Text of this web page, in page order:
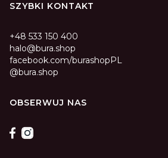
SZYBKI KONTAKT
+48 533 150 400
halo@bura.shop
facebook.com/burashopPL
@bura.shop
OBSERWUJ NAS